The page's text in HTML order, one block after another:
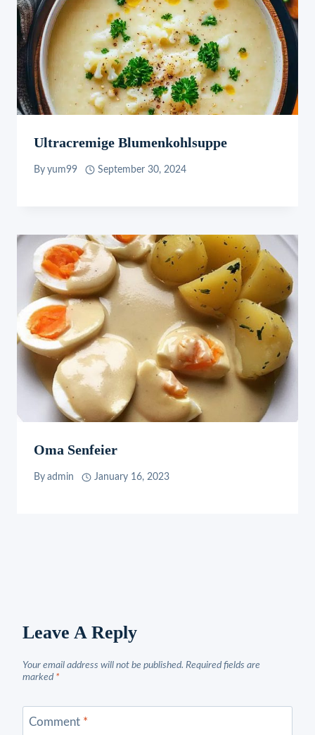
Ultracremige Blumenkohlsuppe
By yum99 September 30, 2024
Oma Senfeier
By admin January 16, 2023
Leave A Reply
Your email address will not be published. Required fields are
marked *
Comment *